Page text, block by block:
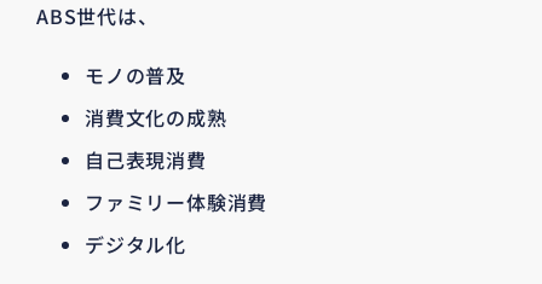
ABS世代は、
モノの普及
消費文化の成熟
自己表現消費
ファミリー体験消費
デジタル化